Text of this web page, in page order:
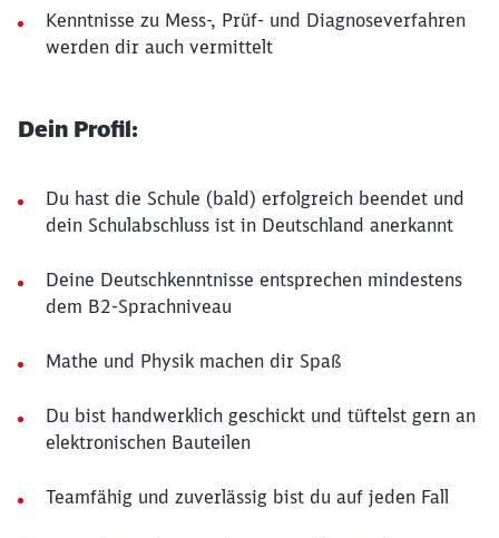
Kenntnisse zu Mess-, Prüf- und Diagnoseverfahren
werden dir auch vermittelt
Dein Profil:
Du hast die Schule (bald) erfolgreich beendet und
dein Schulabschluss ist in Deutschland anerkannt
Deine Deutschkenntnisse entsprechen mindestens
dem B2-Sprachniveau
Mathe und Physik machen dir Spaß
Du bist handwerklich geschickt und tüftelst gern an
elektronischen Bauteilen
Teamfähig und zuverlässig bist du auf jeden Fall